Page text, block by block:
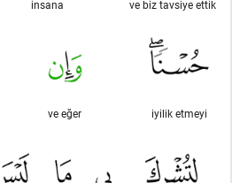
ve biz tavsiye ettik
insana
iyilik etmeyi
ve eğer